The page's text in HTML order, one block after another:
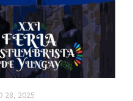
28, 2025